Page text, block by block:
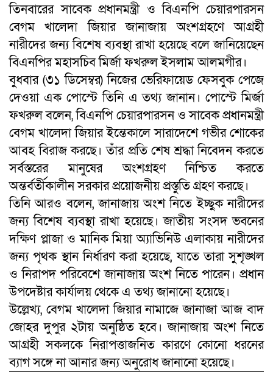
তিনবারের সাবেক প্রধানমন্ত্রী ও বিএনপি চেয়ারপারসন
বেগম খালেদা জিয়ার জানাজায় অংশগ্রহণে আগ্রহী
নারীদের জন্য বিশেষ ব্যবস্থা রাখা হয়েছে বলে জানিয়েছেন
বিএনপির মহাসচিব মির্জা ফখরুল ইসলাম আলমগীর।
বুধবার (৩১ ডিসেম্বর) নিজের ভেরিফায়েড ফেসবুক পেজে
দেওয়া এক পোস্টে তিনি এ তথ্য জানান। পোস্টে মির্জা
ফখরুল বলেন,বিএনপি চেয়ারপারসন ও সাবেক প্রধানমন্ত্রী
বেগম খালেদা জিয়ার ইন্তেকালে সারাদেশে গভীর শোকের
আবহ বিরাজ করছে। তাঁর প্রতি শেষ শ্রদ্ধা নিবেদন করতে
সর্বস্তরের মানুষের অংশগ্রহণ নিশ্চিত করতে
অন্তর্বর্তীকালীন সরকার প্রয়োজনীয় প্রস্তুতি গ্রহণ করছে।
তিনি আরও বলেন,জানাজায় অংশ নিতে ইচ্ছুক নারীদের
জন্য বিশেষ ব্যবস্থা রাখা হয়েছে। জাতীয় সংসদ ভবনের
দক্ষিণ প্লাজা ও মানিক মিয়া অ্যাভিনিউ এলাকায় নারীদের
জন্য পৃথক স্থান নির্ধারণ করা হয়েছে,যাতে তারা সুশৃঙ্খল
ও নিরাপদ পরিবেশে জানাজায় অংশ নিতে পারেন। প্রধান
উপদেষ্টার কার্যালয় থেকে এ তথ্য জানানো হয়েছে।
উল্লেখ্য, বেগম খালেদা জিয়ার নামাজে জানাজা আজ বাদ
জোহর দুপুর ২টায় অনুষ্ঠিত হবে। জানাজায় অংশ নিতে
আগ্রহী সকলকে নিরাপত্তাজনিত কারণে কোনো ধরনের
ব্যাগ সঙ্গে না আনার জন্য অনুরোধ জানানো হয়েছে।